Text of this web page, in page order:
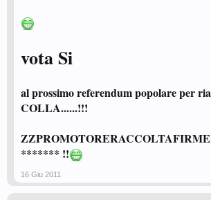
vota Si
al prossimo referendum popolare per
COLLA......!!!
******* !!
16 Giu 2011